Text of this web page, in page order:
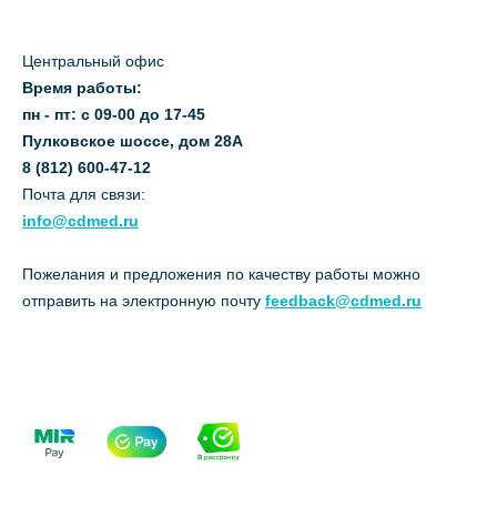
Центральный офис
Время работы:
пн - пт: с 09-00 до 17-45
Пулковское шоссе, дом 28А
8 (812) 600-47-12
Почта для связи:
info@cdmed.ru
Пожелания и предложения по качеству работы можно
отправить на электронную почту feedback@cdmed.ru